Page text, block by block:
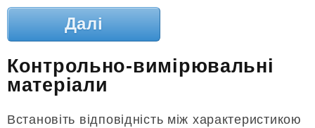
Далі
Контрольно-вимірювальні
матеріали
Встановіть відповідність між характеристикою